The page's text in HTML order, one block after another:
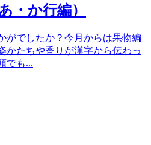
・か行編）
がでしたか？今月からは果物編
かたちや香りが漢字から伝わっ
でも...